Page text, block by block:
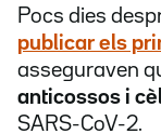
Pocs dies
publicar els
asseguraven
anticossos i
SARS-CoV-2.